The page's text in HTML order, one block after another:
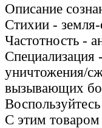
Описание
Стихии - земля-
Частотность -
Специализация
уничтожения/
вызывающих
С этим